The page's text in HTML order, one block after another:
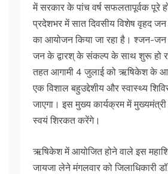
में सरकार के पांच वर्ष सफलतापूर्वक पूरे
प्रदेशभर में सात दिवसीय विशेष वृहद जन
का आयोजन किया जा रहा है। श्जन-
जन के द्वारश् के संकल्प के साथ शुरू हो
तहत आगामी 4 जुलाई को ऋषिकेश के
एक विशाल बहुउद्देशीय और स्वास्थ्य
जाएगा। इस मुख्य कार्यक्रम में मुख्यमंत्री
स्वयं शिरकत करेंगे।
ऋषिकेश में आयोजित होने वाले इस
जायजा लेने मंगलवार को जिलाधिकारी